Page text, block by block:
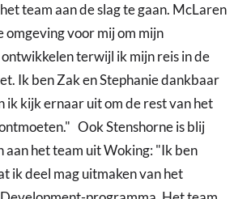
team aan de slag te gaan. McLaren
voor mij om mijn
terwijl ik mijn reis in de
Ik ben Zak en Stephanie dankbaar
ik kijk ernaar uit om de rest van het
Ook Stenshorne is blij
aan het team uit Woking: "Ik ben
ik deel mag uitmaken van het